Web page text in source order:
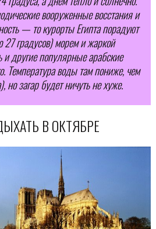
вооруженные восстания и
— то курорты Египта порадуют
27 градусов) морем и жаркой
другие популярные арабские
Температура воды там пониже, чем
но загар будет ничуть не хуже.
В ОКТЯБРЕ